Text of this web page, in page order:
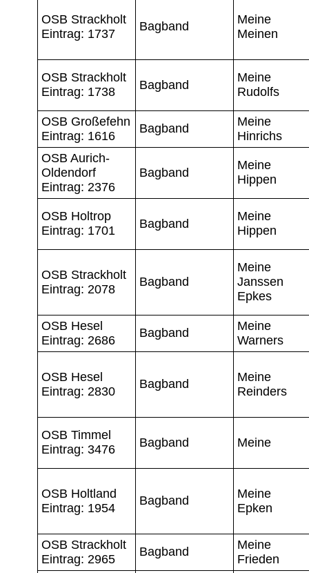
OSB Strackholt
Eintrag: 1737
Bagband
Meine
Meinen
OSB Strackholt
Eintrag: 1738
Bagband
Meine
Rudolfs
OSB Großefehn
Eintrag: 1616
Bagband
Meine
Hinrichs
OSB Aurich-
Oldendorf
Eintrag: 2376
Bagband
Meine
Hippen
OSB Holtrop
Eintrag: 1701
Bagband
Meine
Hippen
OSB Strackholt
Eintrag: 2078
Bagband
Meine
Janssen
Epkes
OSB Hesel
Eintrag: 2686
Bagband
Meine
Warners
OSB Hesel
Eintrag: 2830
Bagband
Meine
Reinders
OSB Timmel
Eintrag: 3476
Bagband Meine
OSB Holtland
Eintrag: 1954
Bagband
Meine
Epken
OSB Strackholt
Eintrag: 2965
Bagband
Meine
Frieden